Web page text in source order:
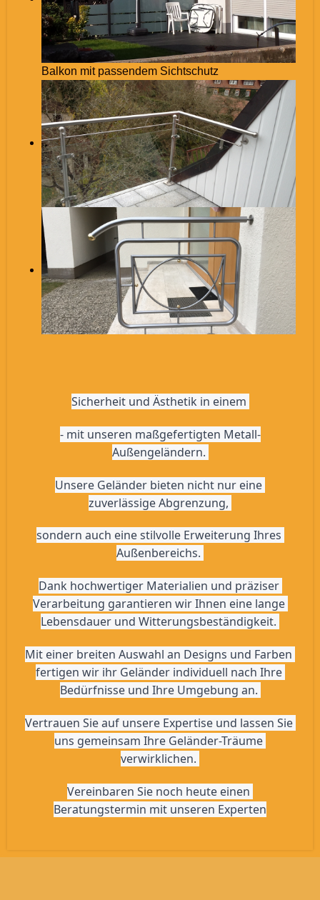
Balkon mit passendem Sichtschutz
Sicherheit und Ästhetik in einem
- mit unseren maßgefertigten Metall-
Außengeländern.
Unsere Geländer bieten nicht nur eine
zuverlässige Abgrenzung,
sondern auch eine stilvolle Erweiterung Ihres
Außenbereichs.
Dank hochwertiger Materialien und präziser
Verarbeitung garantieren wir Ihnen eine lange
Lebensdauer und Witterungsbeständigkeit.
Mit einer breiten Auswahl an Designs und Farben
fertigen wir ihr Geländer individuell nach Ihre
Bedürfnisse und Ihre Umgebung an.
Vertrauen Sie auf unsere Expertise und lassen Sie
uns gemeinsam Ihre Geländer-Träume
verwirklichen.
Vereinbaren Sie noch heute einen
Beratungstermin mit unseren Experten